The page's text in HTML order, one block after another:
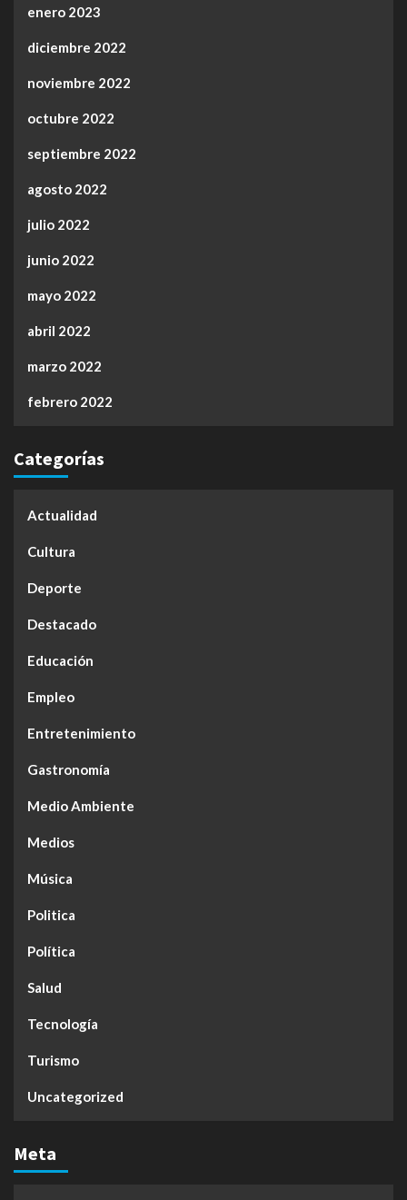
enero 2023
diciembre 2022
noviembre 2022
octubre 2022
septiembre 2022
agosto 2022
julio 2022
junio 2022
mayo 2022
abril 2022
marzo 2022
febrero 2022
Categorías
Actualidad
Cultura
Deporte
Destacado
Educación
Empleo
Entretenimiento
Gastronomía
Medio Ambiente
Medios
Música
Politica
Política
Salud
Tecnología
Turismo
Uncategorized
Meta